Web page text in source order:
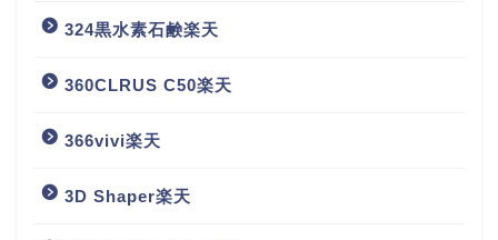
324黒水素石鹸楽天
360CLRUS C50楽天
366vivi楽天
3D Shaper楽天